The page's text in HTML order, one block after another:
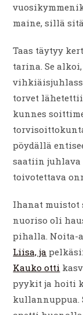
maine, sillä
Taas täytyy
tarina. Se
torvet
kunnes
pöydällä
saatiin juhlava
toivotettava
Ihanat muistot
nuoriso oli
pihalla. Noita-
Liisa, ja
Kauko otti
pyykit ja hoiti
kullannuppua.